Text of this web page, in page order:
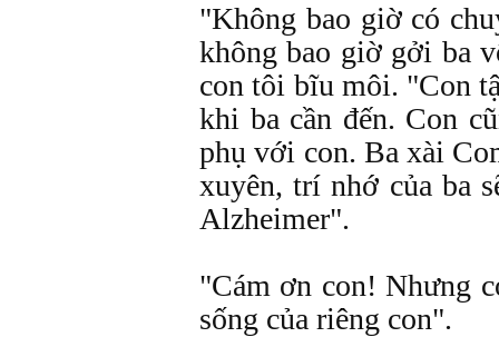
"Không bao giờ có
không bao giờ gởi ba
con tôi bĩu môi. "Con
khi ba cần đến. Con
phụ với con. Ba xài
xuyên, trí nhớ của ba
Alzheimer".
"Cám ơn con! Nhưng
sống của riêng con".